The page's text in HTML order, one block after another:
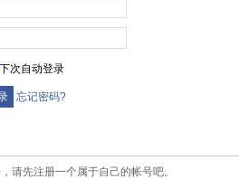
下次自动登录
忘记密码?
请先注册一个属于自己的帐号吧。